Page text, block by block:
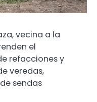
vecina a la
el
refacciones y
veredas,
sendas